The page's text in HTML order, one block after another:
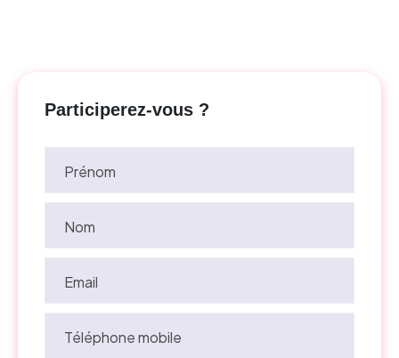
Participerez-vous ?
Prénom
Nom
Email
Téléphone mobile